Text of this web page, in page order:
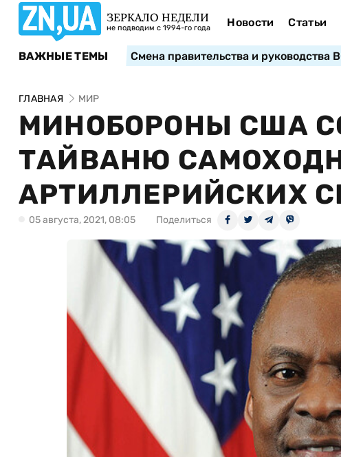
ЗЕРКАЛО НЕДЕЛИ
не подводим с 1994-го года Новости Статьи
ВАЖНЫЕ ТЕМЫ Смена правительства и руководства
ГЛАВНАЯ МИР
МИНОБОРОНЫ США
ТАЙВАНЮ
АРТИЛЛЕРИЙСКИХ
05 августа, 2021, 08:05 Поделиться